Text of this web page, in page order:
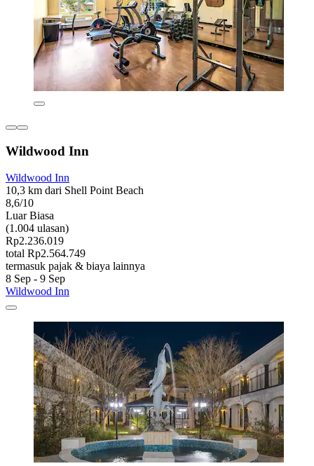
Wildwood Inn
Wildwood Inn
10,3 km dari Shell Point Beach
8,6/10
Luar Biasa
(1.004 ulasan)
Rp2.236.019
total Rp2.564.749
termasuk pajak & biaya lainnya
8 Sep - 9 Sep
Wildwood Inn